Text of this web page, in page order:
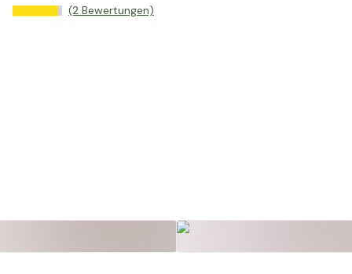
(2 Bewertungen)